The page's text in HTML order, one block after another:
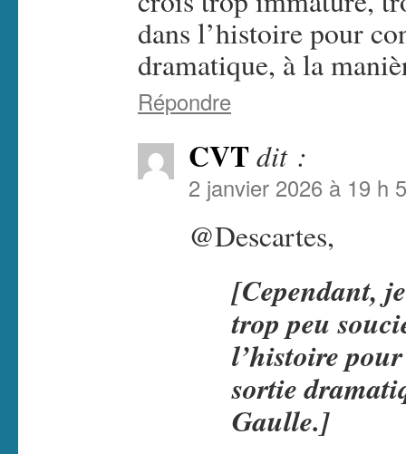
dans l’histoire pour
dramatique, à la
Répondre
CVTdit :
2 janvier 2026 à 19 h
@Descartes,
[Cependant,
trop peu
l’histoire
sortie
Gaulle.]